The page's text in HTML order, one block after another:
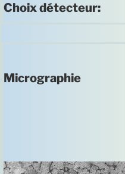
Choix détecteur:
Micrographie